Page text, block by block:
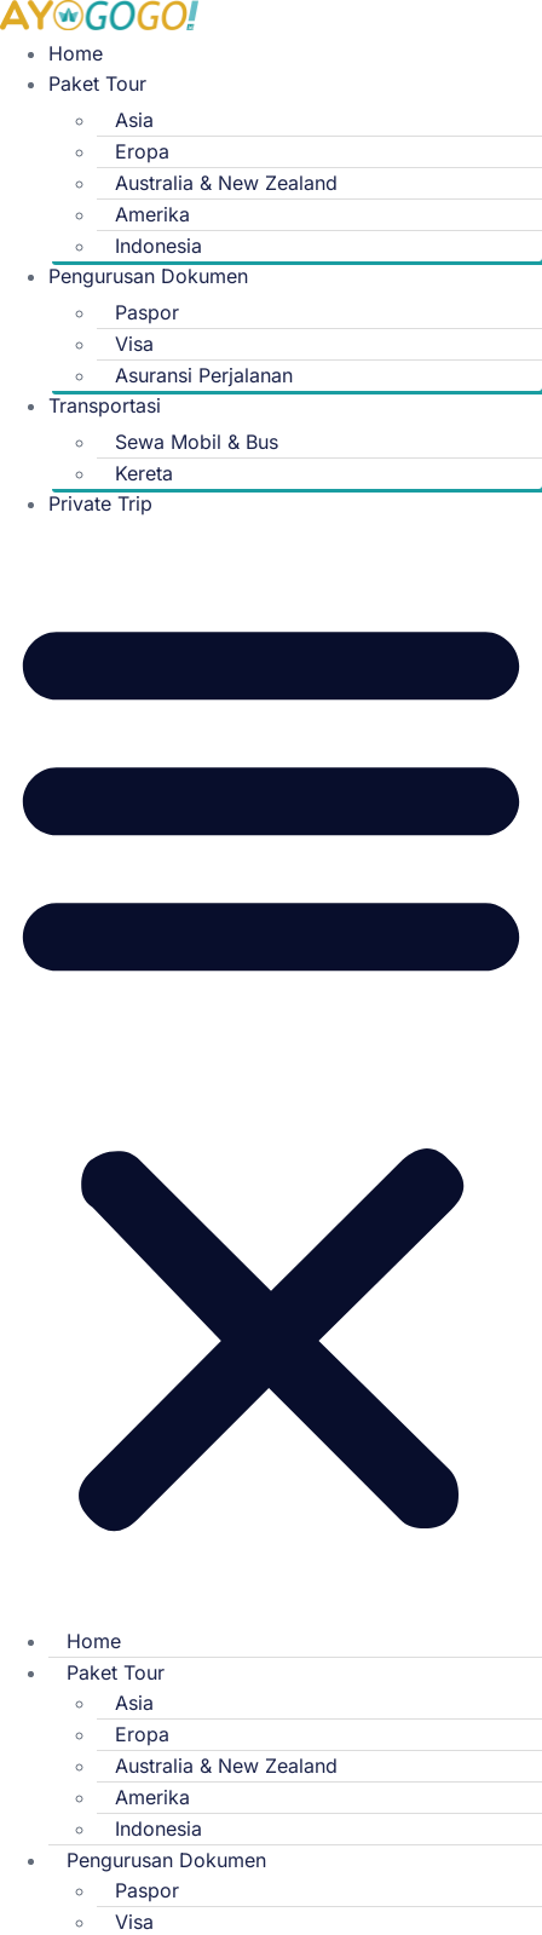
Skip
content
Home
Paket Tour
Asia
Eropa
Australia & New Zealand
Amerika
Indonesia
Pengurusan Dokumen
Paspor
Visa
Asuransi Perjalanan
Transportasi
Sewa Mobil & Bus
Kereta
Private Trip
Home
Paket Tour
Asia
Eropa
Australia & New Zealand
Amerika
Indonesia
Pengurusan Dokumen
Paspor
Visa